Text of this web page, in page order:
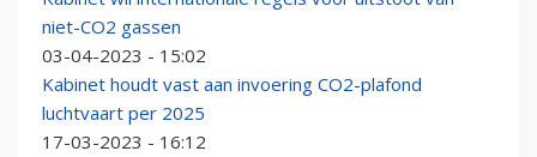
niet-CO2 gassen
03-04-2023 - 15:02
Kabinet houdt vast aan invoering CO2-plafond
luchtvaart per 2025
17-03-2023 - 16:12